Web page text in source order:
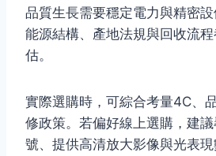
品質生長需要穩定電力與精密
能源結構、產地法規與回收流
估。
實際選購時，可綜合考量4C、
修政策。若偏好線上選購，建
號、提供高清放大影像與光表